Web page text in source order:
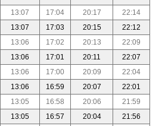
13:07 17:04 20:17
22:14
13:07 17:03 20:15
22:12
13:06 17:02 20:13
22:09
13:06 17:01 20:11
22:07
13:06 17:00 20:09
22:04
13:06 16:59 20:07
22:01
13:05 16:58 20:06
21:59
13:05 16:57 20:04
21:56